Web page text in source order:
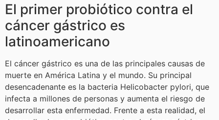
El primer probiótico contra el
cáncer gástrico es
latinoamericano
El cáncer gástrico es una de las principales causas de
muerte en América Latina y el mundo. Su principal
desencadenante es la bacteria Helicobacter pylori, que
infecta a millones de personas y aumenta el riesgo de
desarrollar esta enfermedad. Frente a esta realidad, el